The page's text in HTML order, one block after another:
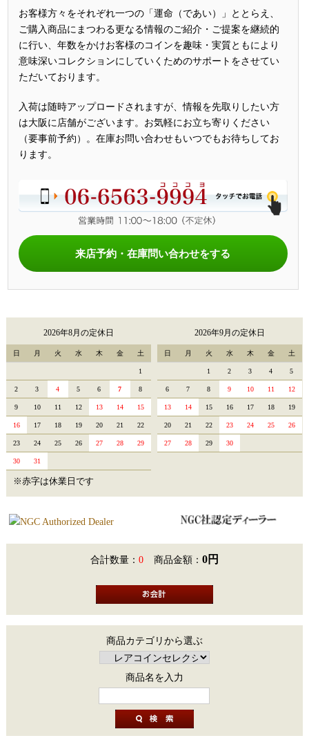
お客様方々をそれぞれ一つの「運命（であい）」ととらえ、
ご購入商品にまつわる更なる情報のご紹介・ご提案を継続的
に行い、年数をかけお客様のコインを趣味・実質ともにより
意味深いコレクションにしていくためのサポートをさせてい
ただいております。
入荷は随時アップロードされますが、情報を先取りしたい方
は大阪に店舗がございます。お気軽にお立ち寄りください
（要事前予約）。在庫お問い合わせもいつでもお待ちしてお
ります。
来店予約・在庫問い合わせをする
2026年8月の定休日
日 月 火 水 木 金 土
1
2 3 4 5 6 7 8
9 10 11 12 13 14 15
16 17 18 19 20 21 22
23 24 25 26 27 28 29
30 31
2026年9月の定休日
日 月 火 水 木 金 土
1 2 3 4 5
6 7 8 9 10 11 12
13 14 15 16 17 18 19
20 21 22 23 24 25 26
27 28 29 30
※赤字は休業日です
合計数量： 0 商品金額： 0円
商品カテゴリから選ぶ
商品名を入力